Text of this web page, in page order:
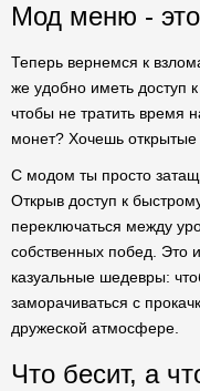
Мод меню -
Теперь вернемся к
же удобно иметь доступ
чтобы не тратить время
монет? Хочешь
С модом ты просто
Открыв доступ к
переключаться между
собственных побед. Это
казуальные шедевры:
заморачиваться с
дружеской атмосфере.
Что бесит, а